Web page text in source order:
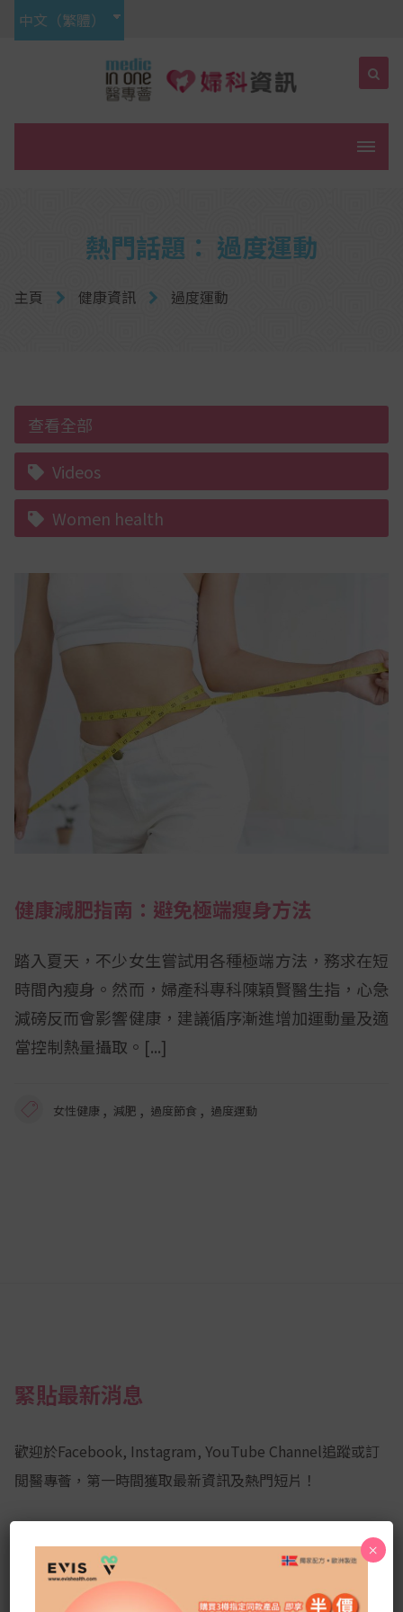
中文（繁體）
熱門話題： 過度運動
主頁 健康資訊 過度運動
查看全部
Videos
Women health
健康減肥指南：避免極端瘦身方法
踏入夏天，不少女生嘗試用各種極端方法，務求在短
時間內瘦身。然而，婦產科專科陳穎賢醫生指，心急
減磅反而會影響健康，建議循序漸進增加運動量及適
當控制熱量攝取。
女性健康 , 減肥 , 過度節食 , 過度運動
緊貼最新消息
歡迎於Facebook, Instagram, YouTube Channel追蹤或訂
閲醫專薈，第一時間獲取最新資訊及熱門短片！
Facebook
YouTube
Channel
Instagram ×